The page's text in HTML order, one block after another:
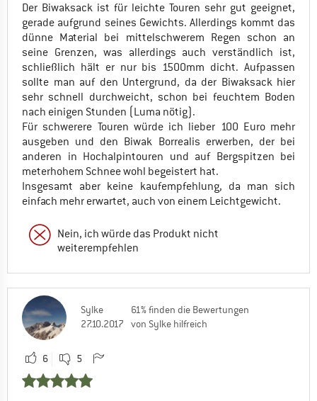
Der Biwaksack ist für leichte Touren sehr gut geeignet,
gerade aufgrund seines Gewichts. Allerdings kommt das
dünne Material bei mittelschwerem Regen schon an
seine Grenzen, was allerdings auch verständlich ist,
schließlich hält er nur bis 1500mm dicht. Aufpassen
sollte man auf den Untergrund, da der Biwaksack hier
sehr schnell durchweicht, schon bei feuchtem Boden
nach einigen Stunden (Luma nötig).
Für schwerere Touren würde ich lieber 100 Euro mehr
ausgeben und den Biwak Borrealis erwerben, der bei
anderen in Hochalpintouren und auf Bergspitzen bei
meterhohem Schnee wohl begeistert hat.
Insgesamt aber keine kaufempfehlung, da man sich
einfach mehr erwartet, auch von einem Leichtgewicht.
Nein, ich würde das Produkt nicht
weiterempfehlen
Sylke
27.10.2017
61% finden die Bewertungen
von Sylke hilfreich
6 5